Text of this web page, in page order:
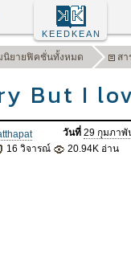
KEEDKEAN
นิยายฟิคชั่นทั้งหมด ส
But I
วันที่ 29 กุมภาพั
16 วิจารณ์ 20.94K อ่าน